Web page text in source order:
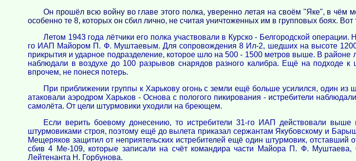
Он прошёл всю войну во главе этого полка, уверенно летая на своём "Яке", в чём
особенно те 8, которых он сбил лично, не считая уничтоженных им в групповых боях. Вот
Летом 1943 года лётчики его полка участвовали в Курско - Белгородской
го ИАП Майором П. Ф. Муштаевым. Для сопровождения 8 Ил-2, шедших на высоте 1200
прикрытия и ударное подразделение, которое шло на 500 - 1500 метров выше. В районе
наблюдали в воздухе до 100 разрывов снарядов разного калибра. Ещё на подходе
впрочем, не понеся потерь.
При приближении группы к Харькову огонь с земли ещё больше усилился, один
атаковали аэродром Харьков - Основа с пологого пикирования - истребители
самолёта. От цели штурмовики уходили на бреющем.
Если верить боевому донесению, то истребители 31-го ИАП действовали
штурмовиками строя, поэтому ещё до вылета приказал сержантам Якубовскому и
Мещеряков защитил от неприятельских истребителей ещё один штурмовик,
сбив 4 Ме-109, которые записали на счёт командира части Майора П. Ф.
Лейтенанта Н. Горбунова.